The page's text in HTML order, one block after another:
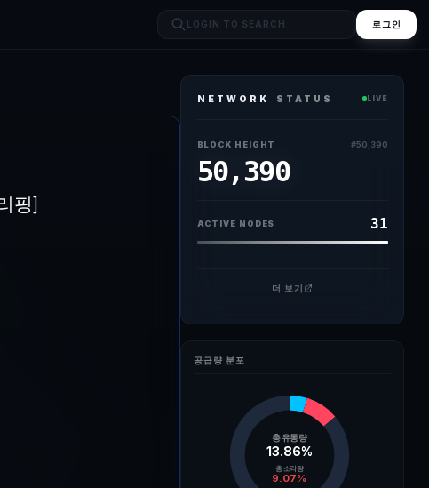
로그인
으로 하락했다. 비트포인트 최대 보유 기업(DAT)인 스트래티지의
핑]
NETWORK STATUS LIVE
BLOCK HEIGHT #50,390
50,390
ACTIVE NODES 31
더 보기
공급량 분포
총 유통량
13.86%
총 소각량
9.07%